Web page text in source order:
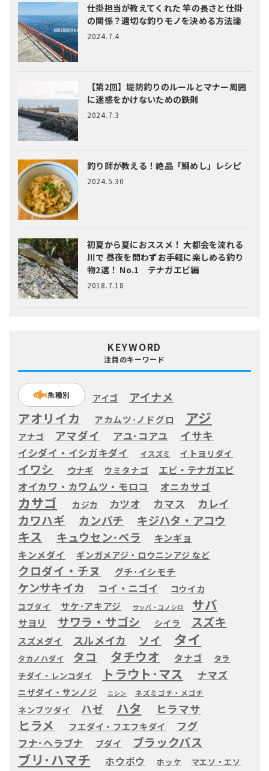
仕掛担当が教えてくれた竿の長さと仕掛
の関係？適切な釣りモノを決める方法論
2024.7.4
【第2回】堤防釣りのルールとマナー周囲
に迷惑をかけないための鉄則
2024.7.3
釣り師が教える！絶品「鯛めし」レシピ
2024.5.30
初夏から夏におススメ！ 大都会を流れる
川で 昼夜を問わずお手軽に楽しめる釣り
物2選！ No.1 テナガエビ編
2018.7.18
KEYWORD
注目のキーワード
魚種別 アイゴ アイナメ
アオリイカ アカムツ･ノドグロ アジ
アナゴ アマダイ アユ･コアユ イサキ
イシダイ・イシガキダイ イスズミ イトヨリダイ
イワシ ウナギ ウミタナゴ エビ・テナガエビ
オイカワ・カワムツ・モロコ オニカサゴ
カサゴ カジカ カツオ カマス カレイ
カワハギ カンパチ キジハタ・アコウ
キス キュウセン･ベラ キンギョ
キンメダイ ギンガメアジ・ロウニンアジ など
クロダイ・チヌ グチ･イシモチ
ケンサキイカ コイ・ニゴイ コウイカ
コブダイ サケ･アキアジ サッパ・コノシロ サバ
サヨリ サワラ・サゴシ シイラ スズキ
スズメダイ スルメイカ ソイ タイ
タカノハダイ タコ タチウオ タナゴ
タラ
チダイ・レンコダイ
トラウト･マス ナマズ
ニザダイ・サンノジ ニシン ネズミゴチ・メゴチ
ネンブツダイ ハゼ ハタ ヒラマサ
ヒラメ フエダイ・フエフキダイ フグ
フナ･ヘラブナ ブダイ ブラックバス
ブリ･ハマチ ホウボウ ホッケ マエソ・エソ